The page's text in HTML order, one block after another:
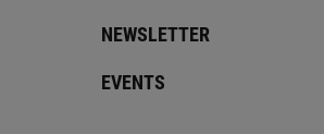
NEWSLETTER
EVENTS